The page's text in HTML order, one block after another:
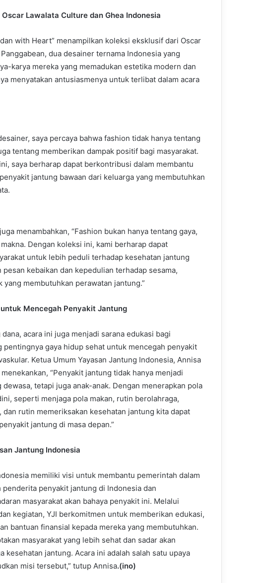
Lawalata Culture dan Ghea Indonesia
with Heart” menampilkan koleksi eksklusif dari Oscar
dua desainer ternama Indonesia yang
karya mereka yang memadukan estetika modern dan
menyatakan antusiasmenya untuk terlibat dalam acara
saya percaya bahwa fashion tidak hanya tentang
tentang memberikan dampak positif bagi masyarakat.
saya berharap dapat berkontribusi dalam membantu
jantung bawaan dari keluarga yang membutuhkan
menambahkan, “Fashion bukan hanya tentang gaya,
Dengan koleksi ini, kami berharap dapat
untuk lebih peduli terhadap kesehatan jantung
kebaikan dan kepedulian terhadap sesama,
yang membutuhkan perawatan jantung.”
Mencegah Penyakit Jantung
acara ini juga menjadi sarana edukasi bagi
pentingnya gaya hidup sehat untuk mencegah penyakit
Ketua Umum Yayasan Jantung Indonesia, Annisa
“Penyakit jantung tidak hanya menjadi
dewasa, tetapi juga anak-anak. Dengan menerapkan pola
seperti menjaga pola makan, rutin berolahraga,
dan rutin memeriksakan kesehatan jantung kita dapat
jantung di masa depan.”
Jantung Indonesia
memiliki visi untuk membantu pemerintah dalam
penderita penyakit jantung di Indonesia dan
masyarakat akan bahaya penyakit ini. Melalui
kegiatan, YJI berkomitmen untuk memberikan edukasi,
bantuan finansial kepada mereka yang membutuhkan.
masyarakat yang lebih sehat dan sadar akan
kesehatan jantung. Acara ini adalah salah satu upaya
misi tersebut,” tutup Annisa.(ino)